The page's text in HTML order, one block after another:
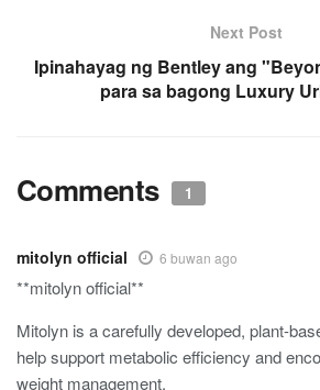
Next Post
Ipinahayag ng Bentley ang
para sa bagong Luxury
Comments 1
mitolyn official 6 buwan ago
**mitolyn official**
Mitolyn is a carefully developed, plant-
help support metabolic efficiency and
weight management.